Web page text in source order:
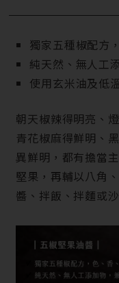
獨家五種椒配方
純天然、無人工
使用玄米油及低
朝天椒辣得明亮、
青花椒麻得鮮明、
異鮮明，都有擔當
堅果，再輔以八角
醬、拌飯、拌麵或